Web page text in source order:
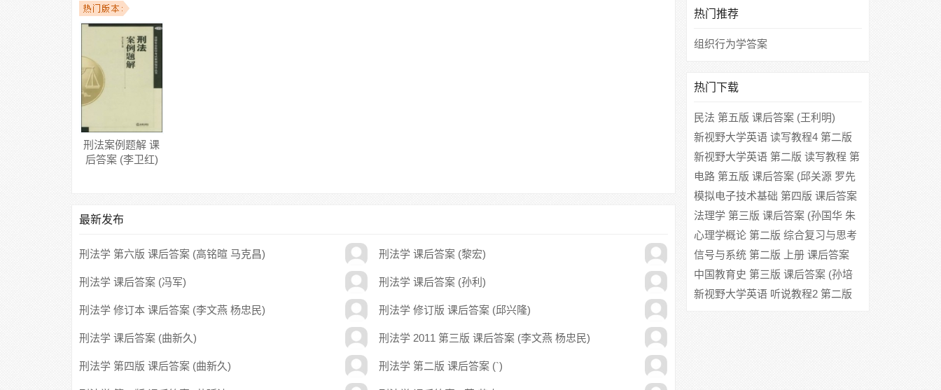
民族学院、北方民族大学、河南警察学院 等。
刑法案例题解 课
后答案 (李卫红)
最新发布
刑法学 第六版 课后答案 (高铭暄 马克昌) 刑法学 课后答案 (黎宏)
刑法学 课后答案 (冯军) 刑法学 课后答案 (孙利)
刑法学 修订本 课后答案 (李文燕 杨忠民) 刑法学 修订版 课后答案 (邱兴隆)
刑法学 课后答案 (曲新久) 刑法学 2011 第三版 课后答案 (李文燕 杨忠民)
刑法学 第四版 课后答案 (曲新久) 刑法学 第二版 课后答案 (`)
热门推荐
组织行为学答案
热门下载
民法 第五版 课后答案 (王利明)
新视野大学英语 读写教程4 第二版
课后答案 (郑树堂)
新视野大学英语 第二版 读写教程 第
二册 (郑树棠) 课后答案
电路 第五版 课后答案 (邱关源 罗先
觉)
模拟电子技术基础 第四版 课后答案
(华成英 童诗白)
法理学 第三版 课后答案 (孙国华 朱
景文)
心理学概论 第二版 综合复习与思考
题之一 课后答案 (张旭东 刘益民 欧
何生)
信号与系统 第二版 上册 课后答案
(郑君里)
中国教育史 第三版 课后答案 (孙培
青)
新视野大学英语 听说教程2 第二版